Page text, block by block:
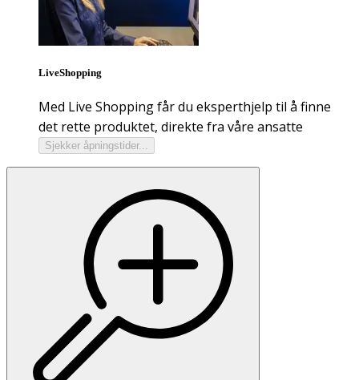
LiveShopping
Med Live Shopping får du eksperthjelp til å finne
det rette produktet, direkte fra våre ansatte
Sjekker åpningstider...